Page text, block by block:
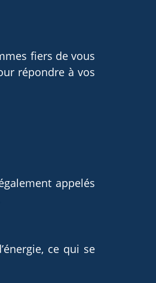
fiers de vous
répondre à vos
appelés
ce qui se